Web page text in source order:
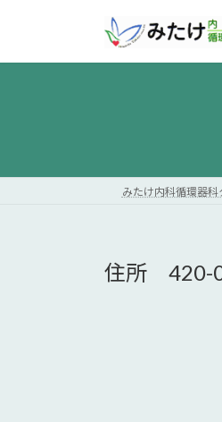
ッ
移
みたけ内科循環器
住所 420-